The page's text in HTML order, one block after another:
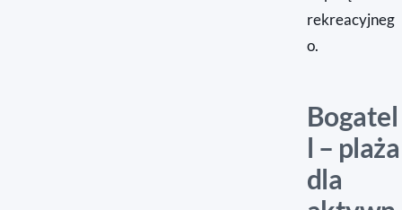
rekreacyjneg
o.
Bogatel
l – plaża
dla